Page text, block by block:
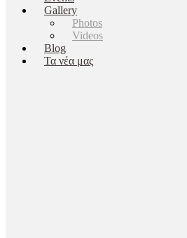
Gallery
Photos
Videos
Blog
Τα νέα μας